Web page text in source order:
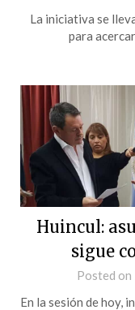
La iniciativa se
para
Huincul:
sigue
Posted on
En la sesión de hoy,